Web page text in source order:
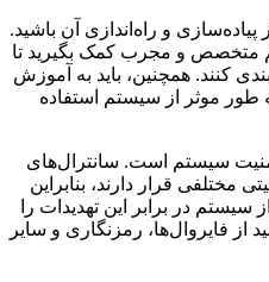
پیاده‌سازی و راه‌اندازی آن باشید.
متخصص و مجرب کمک بگیرید تا
کنند. همچنین، باید به آموزش
به طور موثر از سیستم استفاده
سیستم است. سانترال‌های
قرار دارند، بنابراین
در برابر این تهدیدات را
از فایروال‌ها، رمزنگاری و سایر